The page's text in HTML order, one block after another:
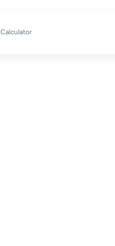
Calculator